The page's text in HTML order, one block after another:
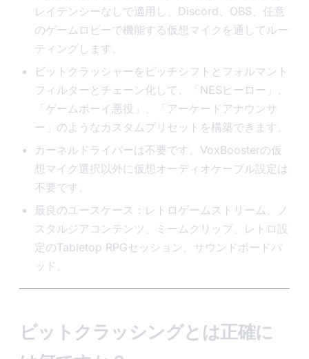
レイテンシーなしで適用し、Discord、OBS、任意
のゲームロビーで機能する仮想マイクを通してルー
ティングします。
ビットクラッシャーをピッチシフトとフォルマント
フィルターとチェーン化して、「NESヒーロー」、
「ゲームボーイ悪役」、「アーケードアナウンサ
ー」のようなカスタムプリセットを構築できます。
カーネルドライバーは不要です。VoxBoosterの仮
想マイク選択以外に仮想オーディオケーブル設定は
不要です。
最良のユースケース：レトロゲームストリーム、ノ
スタルジアコンテンツ、ミームクリップ、レトロ設
定のTabletop RPGセッション、サウンドボードパ
ッド。
ビットクラッシングとは正確に